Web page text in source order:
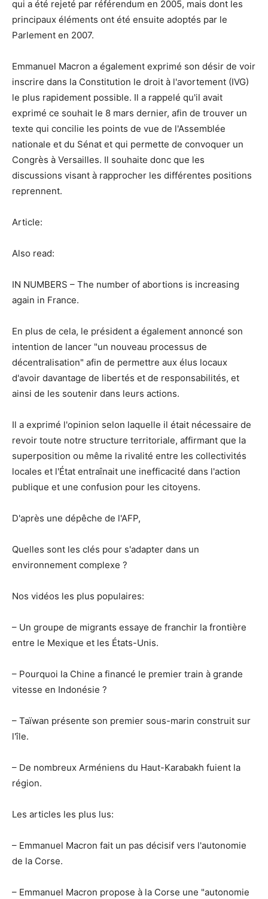
qui a été rejeté par référendum en 2005, mais dont les
principaux éléments ont été ensuite adoptés par le
Parlement en 2007.
Emmanuel Macron a également exprimé son désir de voir
inscrire dans la Constitution le droit à l'avortement (IVG)
le plus rapidement possible. Il a rappelé qu'il avait
exprimé ce souhait le 8 mars dernier, afin de trouver un
texte qui concilie les points de vue de l'Assemblée
nationale et du Sénat et qui permette de convoquer un
Congrès à Versailles. Il souhaite donc que les
discussions visant à rapprocher les différentes positions
reprennent.
Article:
Also read:
IN NUMBERS – The number of abortions is increasing
again in France.
En plus de cela, le président a également annoncé son
intention de lancer "un nouveau processus de
décentralisation" afin de permettre aux élus locaux
d'avoir davantage de libertés et de responsabilités, et
ainsi de les soutenir dans leurs actions.
Il a exprimé l'opinion selon laquelle il était nécessaire de
revoir toute notre structure territoriale, affirmant que la
superposition ou même la rivalité entre les collectivités
locales et l'État entraînait une inefficacité dans l'action
publique et une confusion pour les citoyens.
D'après une dépêche de l'AFP,
Quelles sont les clés pour s'adapter dans un
environnement complexe ?
Nos vidéos les plus populaires:
– Un groupe de migrants essaye de franchir la frontière
entre le Mexique et les États-Unis.
– Pourquoi la Chine a financé le premier train à grande
vitesse en Indonésie ?
– Taïwan présente son premier sous-marin construit sur
l'île.
– De nombreux Arméniens du Haut-Karabakh fuient la
région.
Les articles les plus lus:
– Emmanuel Macron fait un pas décisif vers l'autonomie
de la Corse.
– Emmanuel Macron propose à la Corse une "autonomie